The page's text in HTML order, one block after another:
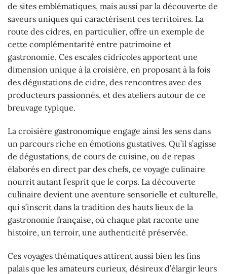
de sites emblématiques, mais aussi par la découverte de
saveurs uniques qui caractérisent ces territoires. La
route des cidres, en particulier, offre un exemple de
cette complémentarité entre patrimoine et
gastronomie. Ces escales cidricoles apportent une
dimension unique à la croisière, en proposant à la fois
des dégustations de cidre, des rencontres avec des
producteurs passionnés, et des ateliers autour de ce
breuvage typique.
La croisière gastronomique engage ainsi les sens dans
un parcours riche en émotions gustatives. Qu’il s’agisse
de dégustations, de cours de cuisine, ou de repas
élaborés en direct par des chefs, ce voyage culinaire
nourrit autant l’esprit que le corps. La découverte
culinaire devient une aventure sensorielle et culturelle,
qui s’inscrit dans la tradition des hauts lieux de la
gastronomie française, où chaque plat raconte une
histoire, un terroir, une authenticité préservée.
Ces voyages thématiques attirent aussi bien les fins
palais que les amateurs curieux, désireux d’élargir leurs